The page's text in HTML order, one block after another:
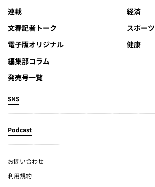
連載
文春記者トーク
電子版オリジナル
編集部コラム
発売号一覧
経済
スポーツ
健康
SNS
Podcast
お問い合わせ
利用規約